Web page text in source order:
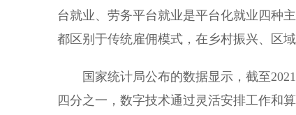
台就业、劳务平台就业是平台化就业四种
都区别于传统雇佣模式，在乡村振兴、区
国家统计局公布的数据显示，截至2021
四分之一，数字技术通过灵活安排工作和